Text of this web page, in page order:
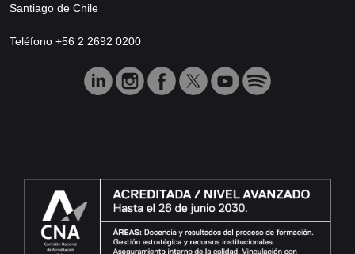
Santiago de Chile
Teléfono +56 2 2692 0200